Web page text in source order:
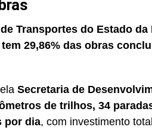
Transportes do Estado da
29,86% das obras
Secretaria de
de trilhos, 34
por dia, com investimento